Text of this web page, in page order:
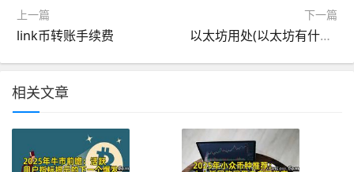
上一篇
link币转账手续费
下一篇
以太坊用处(以太坊有什么用处)
相关文章